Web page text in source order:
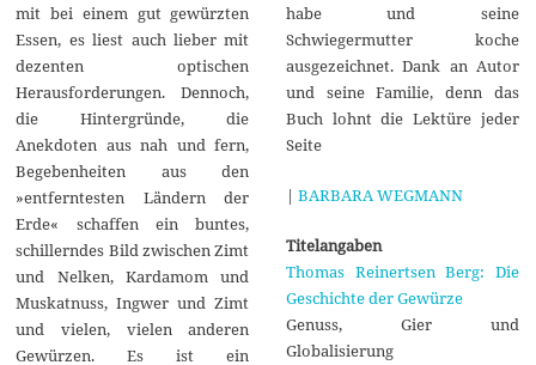
mit bei einem gut gewürzten
Essen, es liest auch lieber mit
dezenten optischen
Herausforderungen. Dennoch,
die Hintergründe, die
Anekdoten aus nah und fern,
Begebenheiten aus den
»entferntesten Ländern der
Erde« schaffen ein buntes,
schillerndes Bild zwischen Zimt
und Nelken, Kardamom und
Muskatnuss, Ingwer und Zimt
und vielen, vielen anderen
Gewürzen. Es ist ein
habe und seine
Schwiegermutter koche
ausgezeichnet. Dank an Autor
und seine Familie, denn das
Buch lohnt die Lektüre jeder
Seite
| BARBARA WEGMANN
Titelangaben
Thomas Reinertsen Berg: Die
Geschichte der Gewürze
Genuss, Gier und
Globalisierung